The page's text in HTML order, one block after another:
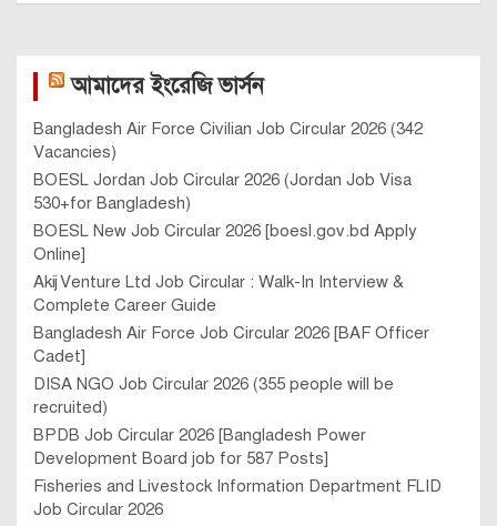
আমাদের ইংরেজি ভার্সন
Bangladesh Air Force Civilian Job Circular 2026 (342
Vacancies)
BOESL Jordan Job Circular 2026 (Jordan Job Visa
530+for Bangladesh)
BOESL New Job Circular 2026 [boesl.gov.bd Apply
Online]
Akij Venture Ltd Job Circular : Walk-In Interview &
Complete Career Guide
Bangladesh Air Force Job Circular 2026 [BAF Officer
Cadet]
DISA NGO Job Circular 2026 (355 people will be
recruited)
BPDB Job Circular 2026 [Bangladesh Power
Development Board job for 587 Posts]
Fisheries and Livestock Information Department FLID
Job Circular 2026